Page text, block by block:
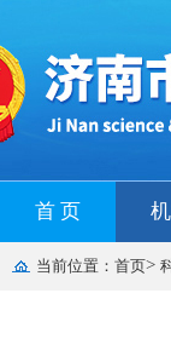
首 页
当前位置： 首页>